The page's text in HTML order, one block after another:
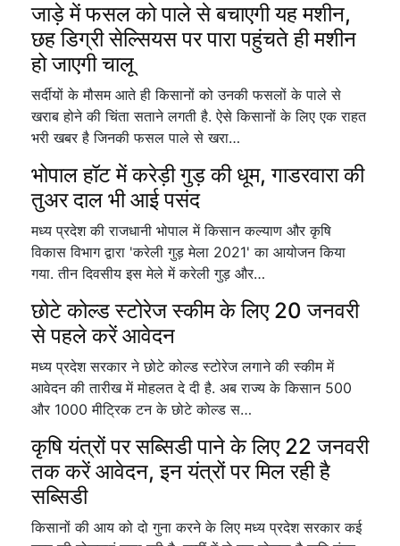
जाड़े में फसल को पाले से बचाएगी यह मशीन,
छह डिग्री सेल्सियस पर पारा पहुंचते ही मशीन
हो जाएगी चालू
सर्दीयों के मौसम आते ही किसानों को उनकी फसलों के पाले से
खराब होने की चिंता सताने लगती है. ऐसे किसानों के लिए एक राहत
भरी खबर है जिनकी फसल पाले से खरा…
भोपाल हॉट में करेड़ी गुड़ की धूम, गाडरवारा की
तुअर दाल भी आई पसंद
मध्य प्रदेश की राजधानी भोपाल में किसान कल्याण और कृषि
विकास विभाग द्वारा 'करेली गुड़ मेला 2021' का आयोजन किया
गया. तीन दिवसीय इस मेले में करेली गुड़ और…
छोटे कोल्ड स्टोरेज स्कीम के लिए 20 जनवरी
से पहले करें आवेदन
मध्य प्रदेश सरकार ने छोटे कोल्ड स्टोरेज लगाने की स्कीम में
आवेदन की तारीख में मोहलत दे दी है. अब राज्य के किसान 500
और 1000 मीट्रिक टन के छोटे कोल्ड स…
कृषि यंत्रों पर सब्सिडी पाने के लिए 22 जनवरी
तक करें आवेदन, इन यंत्रों पर मिल रही है
सब्सिडी
किसानों की आय को दो गुना करने के लिए मध्य प्रदेश सरकार कई